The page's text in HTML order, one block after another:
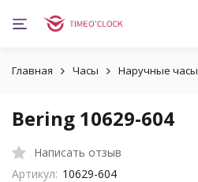
Главная Часы Наручные часы
Bering 10629-604
Написать отзыв
Артикул: 10629-604